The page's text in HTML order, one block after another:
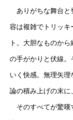
ありがちな舞台と
容は複雑でトリッキ
ト。大胆なものか
の手がかりと伏線
いく快感。無理矢
論の積み上げの末に
そのすべてが驚嘆